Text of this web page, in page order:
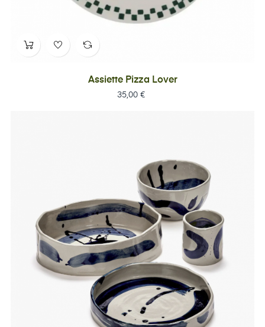
Assiette Pizza Lover
Prix
35,00 €